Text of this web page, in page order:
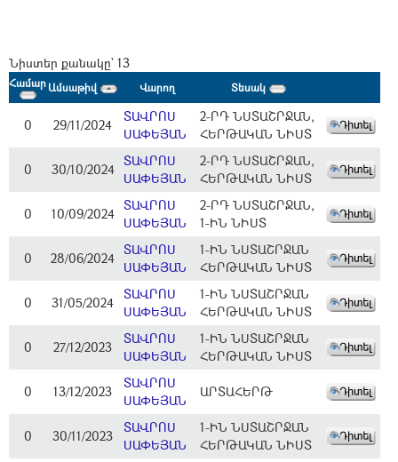
Նիստեր քանակը` 13
ՀամարԱմսաթիվ Վարող Տեսակ
0 29/11/2024
ՏԱՎՐՈՍ
ՍԱՓԵՅԱՆ
2-ՐԴ ՆՍՏԱՇՐՋԱՆ,
ՀԵՐԹԱԿԱՆ ՆԻՍՏ
0 30/10/2024
ՏԱՎՐՈՍ
ՍԱՓԵՅԱՆ
2-ՐԴ ՆՍՏԱՇՐՋԱՆ,
ՀԵՐԹԱԿԱՆ ՆԻՍՏ
0 10/09/2024
ՏԱՎՐՈՍ
ՍԱՓԵՅԱՆ
2-ՐԴ ՆՍՏԱՇՐՋԱՆ,
1-ԻՆ ՆԻՍՏ
0 28/06/2024
ՏԱՎՐՈՍ
ՍԱՓԵՅԱՆ
1-ԻՆ ՆՍՏԱՇՐՋԱՆ
ՀԵՐԹԱԿԱՆ ՆԻՍՏ
0 31/05/2024
ՏԱՎՐՈՍ
ՍԱՓԵՅԱՆ
1-ԻՆ ՆՍՏԱՇՐՋԱՆ
ՀԵՐԹԱԿԱՆ ՆԻՍՏ
0 27/12/2023
ՏԱՎՐՈՍ
ՍԱՓԵՅԱՆ
1-ԻՆ ՆՍՏԱՇՐՋԱՆ
ՀԵՐԹԱԿԱՆ ՆԻՍՏ
0 13/12/2023
ՏԱՎՐՈՍ
ՍԱՓԵՅԱՆ
ԱՐՏԱՀԵՐԹ
0 30/11/2023
ՏԱՎՐՈՍ
ՍԱՓԵՅԱՆ
1-ԻՆ ՆՍՏԱՇՐՋԱՆ
ՀԵՐԹԱԿԱՆ ՆԻՍՏ